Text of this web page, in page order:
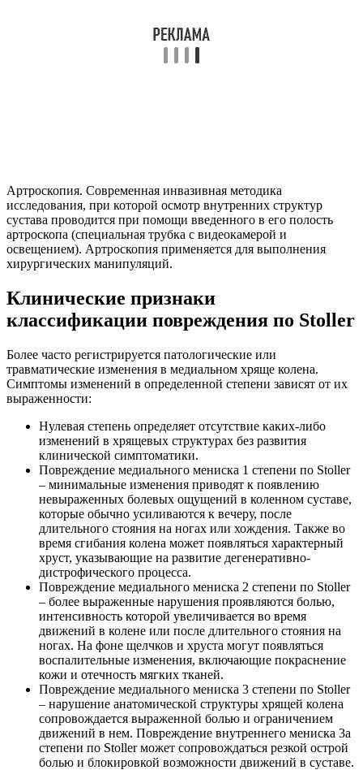
Артроскопия. Современная инвазивная методика
исследования, при которой осмотр внутренних структур
сустава проводится при помощи введенного в его полость
артроскопа (специальная трубка с видеокамерой и
освещением). Артроскопия применяется для выполнения
хирургических манипуляций.
Клинические признаки
классификации повреждения по Stoller
Более часто регистрируется патологические или
травматические изменения в медиальном хряще колена.
Симптомы изменений в определенной степени зависят от их
выраженности:
Нулевая степень определяет отсутствие каких-либо
изменений в хрящевых структурах без развития
клинической симптоматики.
Повреждение медиального мениска 1 степени по Stoller
– минимальные изменения приводят к появлению
невыраженных болевых ощущений в коленном суставе,
которые обычно усиливаются к вечеру, после
длительного стояния на ногах или хождения. Также во
время сгибания колена может появляться характерный
хруст, указывающие на развитие дегенеративно-
дистрофического процесса.
Повреждение медиального мениска 2 степени по Stoller
– более выраженные нарушения проявляются болью,
интенсивность которой увеличивается во время
движений в колене или после длительного стояния на
ногах. На фоне щелчков и хруста могут появляться
воспалительные изменения, включающие покраснение
кожи и отечность мягких тканей.
Повреждение медиального мениска 3 степени по Stoller
– нарушение анатомической структуры хрящей колена
сопровождается выраженной болью и ограничением
движений в нем. Повреждение внутреннего мениска 3а
степени по Stoller может сопровождаться резкой острой
болью и блокировкой возможности движений в суставе.